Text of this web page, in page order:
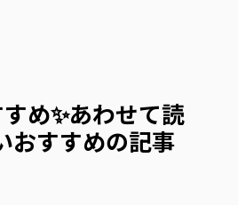
め✨あわせて読
おすすめの記事